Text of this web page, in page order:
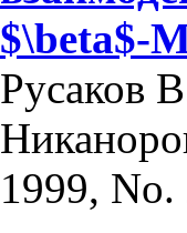
$\beta$-
Русаков
1999, No.